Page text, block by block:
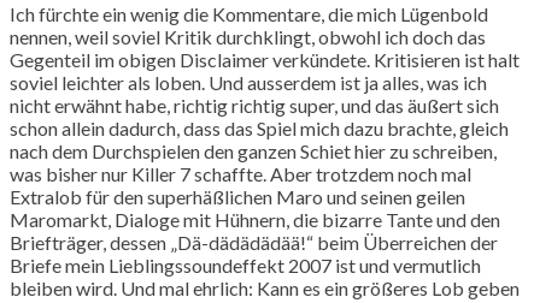
Ich fürchte ein wenig die Kommentare, die mich Lügenbold
nennen, weil soviel Kritik durchklingt, obwohl ich doch das
Gegenteil im obigen Disclaimer verkündete. Kritisieren ist halt
soviel leichter als loben. Und ausserdem ist ja alles, was ich
nicht erwähnt habe, richtig richtig super, und das äußert sich
schon allein dadurch, dass das Spiel mich dazu brachte, gleich
nach dem Durchspielen den ganzen Schiet hier zu schreiben,
was bisher nur Killer 7 schaffte. Aber trotzdem noch mal
Extralob für den superhäßlichen Maro und seinen geilen
Maromarkt, Dialoge mit Hühnern, die bizarre Tante und den
Briefträger, dessen „Dä-dädädädää!“ beim Überreichen der
Briefe mein Lieblingssoundeffekt 2007 ist und vermutlich
bleiben wird. Und mal ehrlich: Kann es ein größeres Lob geben